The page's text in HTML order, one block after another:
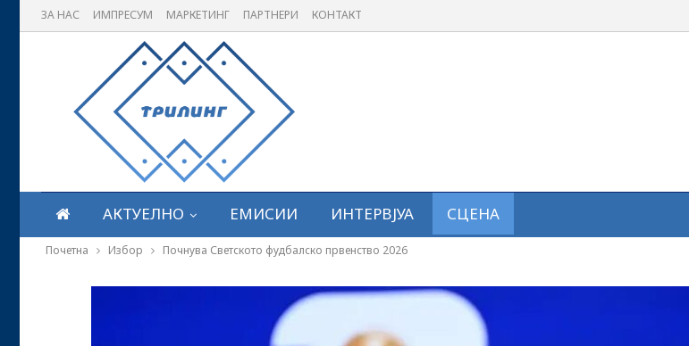
ЗА НАС ИМПРЕСУМ МАРКЕТИНГ ПАРТНЕРИ КОНТАКТ
АКТУЕЛНО ЕМИСИИ ИНТЕРВЈУА СЦЕНА
Почетна Избор Почнува Светското фудбалско првенство 2026